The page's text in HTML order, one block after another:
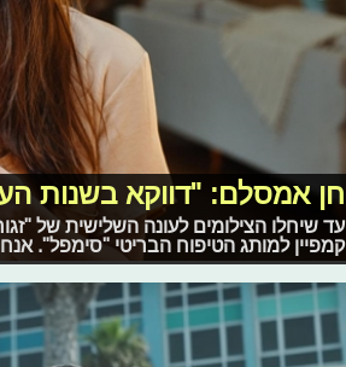
חן אמסלם: "דווקא בשנות
עד שיחלו הצילומים לעונה השלישית של
קמפיין למותג הטיפוח הבריטי "סימפל".